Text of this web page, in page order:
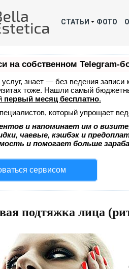
СТАТЬИ ФОТО
на собственном Telegram-
знает — без ведения
тоже. Нашли самый
первый месяц бесплатно.
который упрощает
и напоминает им о
чаевые, кэшбэк и
и помогает больше
сервисом
подтяжка лица